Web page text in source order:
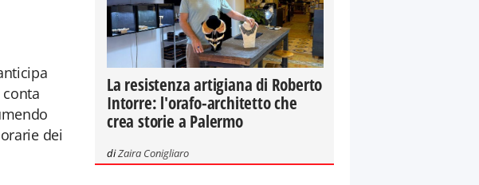
dei
La resistenza artigiana di Roberto
Intorre: l'orafo-architetto che
crea storie a Palermo
diZaira Conigliaro